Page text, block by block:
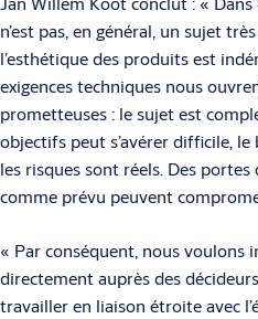
n’est pas, en général, un sujet
l’esthétique des produits est
exigences techniques nous
prometteuses : le sujet est
objectifs peut s’avérer difficile,
les risques sont réels. Des
comme prévu peuvent
« Par conséquent, nous
directement auprès des
travailler en liaison étroite avec